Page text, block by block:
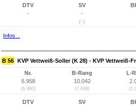
DTV
-
SV
-
(-)
Infos...
B 56 KVP Vettweiß-Soller (K 28) - KVP Vettweiß-
Nr.
6.958
(6.960)
B-Rang
10.042
(7.638)
L-
DTV
SV